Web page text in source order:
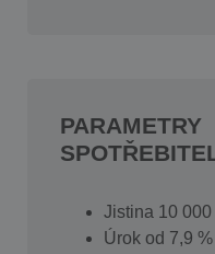
PARAMETRY
Jistina 10
Úrok od 7,9